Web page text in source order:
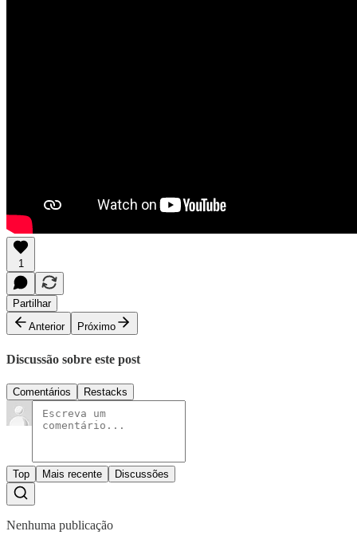
1
Partilhar
Anterior
Próximo
Discussão sobre este post
Comentários Restacks
Top Mais recente Discussões
Nenhuma publicação